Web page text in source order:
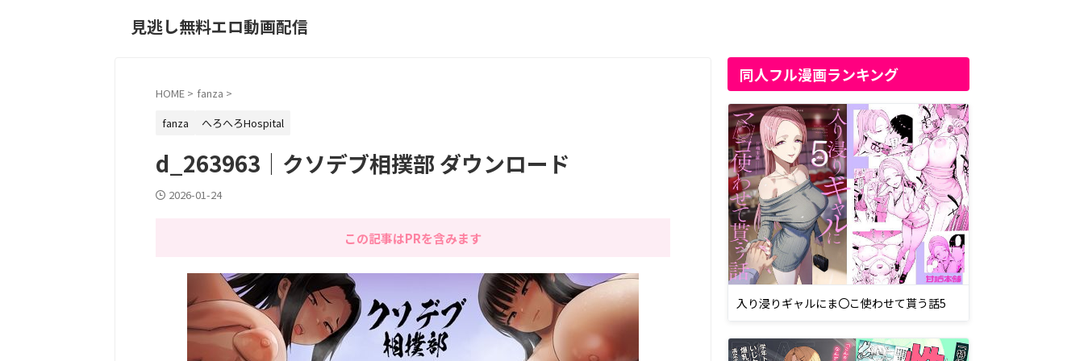
見逃し無料エロ動画配信
HOME > fanza >
fanza
へろへろHospital
d_263963｜クソデブ相撲部 ダウンロード
2026-01-24
この記事はPRを含みます
同人フル漫画ランキング
入り浸りギャルにま〇こ使わせて貰う話5